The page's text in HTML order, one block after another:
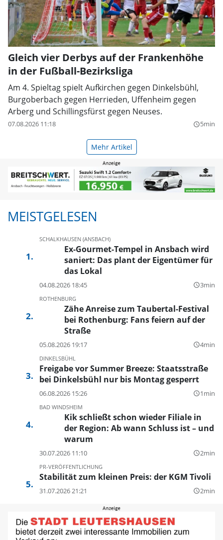
Gleich vier Derbys auf der Frankenhöhe
in der Fußball-Bezirksliga
Am 4. Spieltag spielt Aufkirchen gegen Dinkelsbühl,
Burgoberbach gegen Herrieden, Uffenheim gegen
Arberg und Schillingsfürst gegen Neuses.
07.08.2026 11:18 query_builder5min
Mehr Artikel
MEISTGELESEN
SCHALKHAUSEN (ANSBACH)
Ex-Gourmet-Tempel in Ansbach wird
saniert: Das plant der Eigentümer für
das Lokal
04.08.2026 18:45 query_builder3min
ROTHENBURG
Zähe Anreise zum Taubertal-Festival
bei Rothenburg: Fans feiern auf der
Straße
05.08.2026 19:17 query_builder4min
DINKELSBÜHL
Freigabe vor Summer Breeze: Staatsstraße
bei Dinkelsbühl nur bis Montag gesperrt
06.08.2026 15:26 query_builder1min
BAD WINDSHEIM
Kik schließt schon wieder Filiale in
der Region: Ab wann Schluss ist – und
warum
30.07.2026 11:10 query_builder2min
PR-VERÖFFENTLICHUNG
Stabilität zum kleinen Preis: der KGM Tivoli
31.07.2026 21:21 query_builder2min